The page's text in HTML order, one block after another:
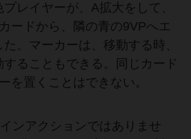
レイヤーが、A拡大をして、
ードから、隣の青の9VPへエ
。マーカーは、移動する時、
することもできる。同じカード
を置くことはできない。
ンアクションではありませ